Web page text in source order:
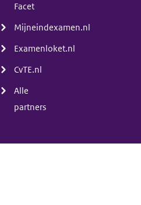
Facet
Mijneindexamen.nl
Examenloket.nl
CvTE.nl
Alle
partners